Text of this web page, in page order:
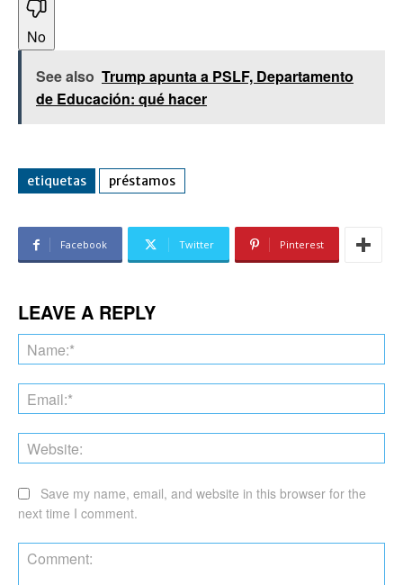
No
See also Trump apunta a PSLF, Departamento
de Educación: qué hacer
etiquetas préstamos
Facebook Twitter Pinterest
LEAVE A REPLY
Save my name, email, and website in this browser for the
next time I comment.